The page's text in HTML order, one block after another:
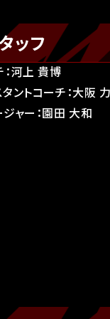
ッフ
：河上 貴博
ントコーチ：大阪
ャー：園田 大和